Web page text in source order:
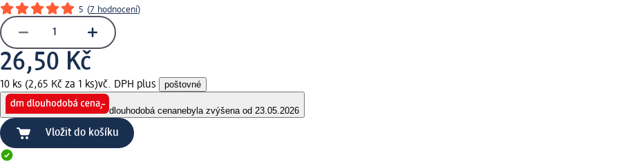
5 (7 hodnocení)
26,50 Kč
10 ks (2,65 Kč za 1 ks)vč. DPH plus poštovné
dlouhodobá cenanebyla zvýšena od 23.05.2026
Vložit do košíku